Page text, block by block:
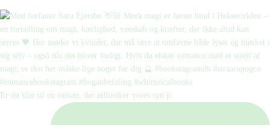
Er du klar til en roman, der udfordrer vores syn p